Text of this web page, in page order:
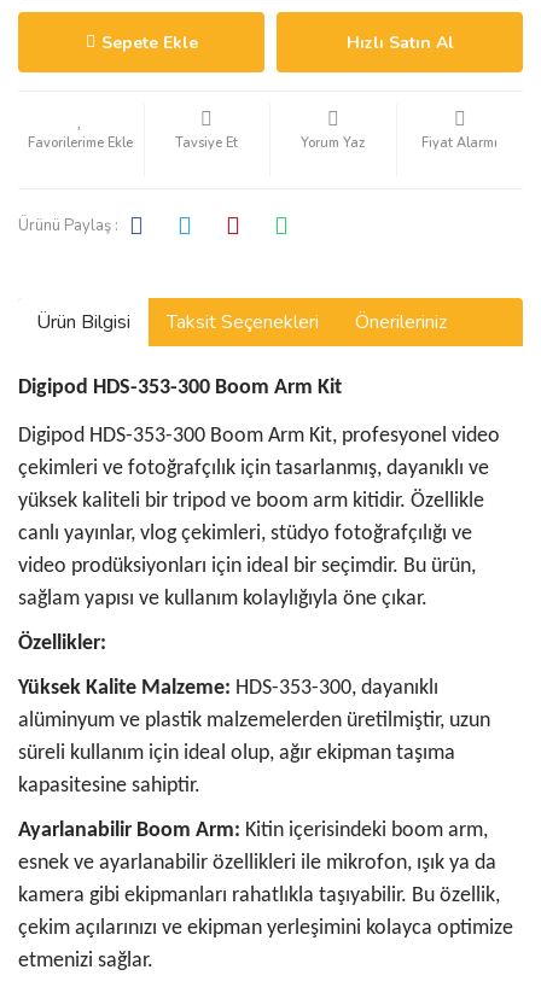
Sepete Ekle Hızlı Satın Al
Tavsiye Et Yorum Yaz Fiyat Alarmı
Ürünü Paylaş :
Ürün Bilgisi Taksit Seçenekleri Önerileriniz
Digipod HDS-353-300 Boom Arm Kit
Digipod HDS-353-300 Boom Arm Kit, profesyonel video
çekimleri ve fotoğrafçılık için tasarlanmış, dayanıklı ve
yüksek kaliteli bir tripod ve boom arm kitidir. Özellikle
canlı yayınlar, vlog çekimleri, stüdyo fotoğrafçılığı ve
video prodüksiyonları için ideal bir seçimdir. Bu ürün,
sağlam yapısı ve kullanım kolaylığıyla öne çıkar.
Özellikler:
Yüksek Kalite Malzeme: HDS-353-300, dayanıklı
alüminyum ve plastik malzemelerden üretilmiştir, uzun
süreli kullanım için ideal olup, ağır ekipman taşıma
kapasitesine sahiptir.
Ayarlanabilir Boom Arm: Kitin içerisindeki boom arm,
esnek ve ayarlanabilir özellikleri ile mikrofon, ışık ya da
kamera gibi ekipmanları rahatlıkla taşıyabilir. Bu özellik,
çekim açılarınızı ve ekipman yerleşimini kolayca optimize
etmenizi sağlar.